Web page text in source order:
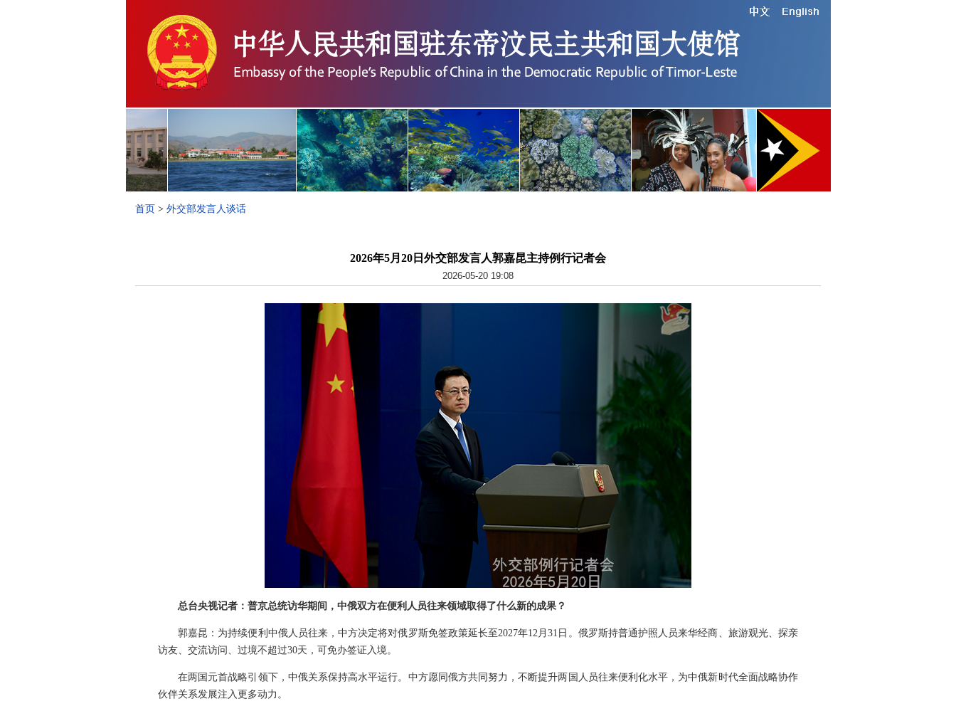
首页 > 外交部发言人谈话
2026年5月20日外交部发言人郭嘉昆主持例行记者会
2026-05-20 19:08
总台央视记者：普京总统访华期间，中俄双方在便利人员往来领域取得了什么新的成果？
郭嘉昆：为持续便利中俄人员往来，中方决定将对俄罗斯免签政策延长至2027年12月31日。俄罗斯持普通护照人员来华经商、旅游观光、探亲
访友、交流访问、过境不超过30天，可免办签证入境。
在两国元首战略引领下，中俄关系保持高水平运行。中方愿同俄方共同努力，不断提升两国人员往来便利化水平，为中俄新时代全面战略协作
伙伴关系发展注入更多动力。